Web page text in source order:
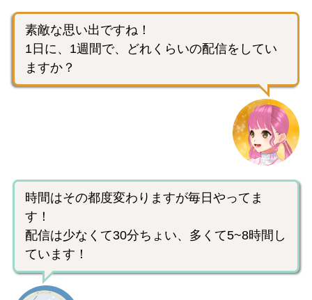
素敵な思い出ですね！
1日に、1週間で、どれくらいの配信をしてい
ますか？
時間はその都度変わりますが毎日やってま
す！
配信は少なくて30分ちょい、多くて5~8時間し
ています！